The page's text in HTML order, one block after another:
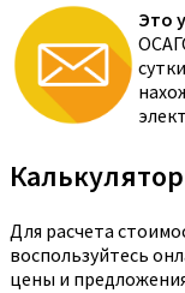
Это
Для расчета
воспользуйтесь
цены и